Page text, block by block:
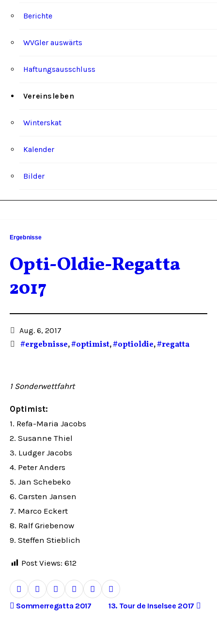
Berichte
WVGler auswärts
Haftungsausschluss
Vereinsleben
Winterskat
Kalender
Bilder
Ergebnisse
Opti-Oldie-Regatta
2017
Aug. 6, 2017
#ergebnisse,#optimist,#optioldie,#regatta
1 Sonderwettfahrt
Optimist:
1. Refa-Maria Jacobs
2. Susanne Thiel
3. Ludger Jacobs
4. Peter Anders
5. Jan Schebeko
6. Carsten Jansen
7. Marco Eckert
8. Ralf Griebenow
9. Steffen Stieblich
Post Views: 612
BSommerregatta 2017 13. Tour de Inselsee 2017